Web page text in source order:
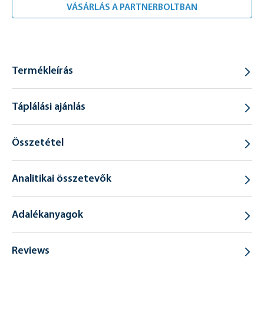
VÁSÁRLÁS A PARTNERBOLTBAN
Termékleírás
Táplálási ajánlás
Összetétel
Analitikai összetevők
Adalékanyagok
Reviews